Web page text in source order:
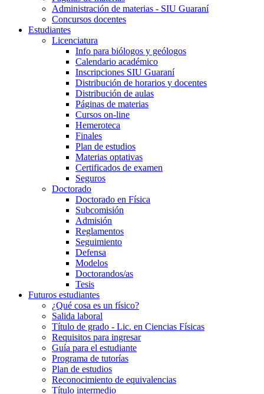
Administración de materias - SIU Guaraní
Concursos docentes
Estudiantes
Licenciatura
Info para biólogos y geólogos
Calendario académico
Inscripciones SIU Guaraní
Distribución de horarios y docentes
Distribución de aulas
Páginas de materias
Cursos on-line
Hemeroteca
Finales
Plan de estudios
Materias optativas
Certificados de examen
Seguros
Doctorado
Doctorado en Física
Subcomisión
Admisión
Reglamentos
Seguimiento
Defensa
Modelos
Doctorandos/as
Tesis
Futuros estudiantes
¿Qué cosa es un físico?
Salida laboral
Título de grado - Lic. en Ciencias Físicas
Requisitos para ingresar
Guía para el estudiante
Programa de tutorías
Plan de estudios
Reconocimiento de equivalencias
Título intermedio